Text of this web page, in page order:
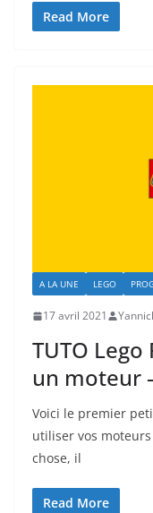
Read More
A LA UNE LEGO
17 avril 2021
TUTO
un moteur
Voici le premier
utiliser vos moteurs
chose, il
Read More